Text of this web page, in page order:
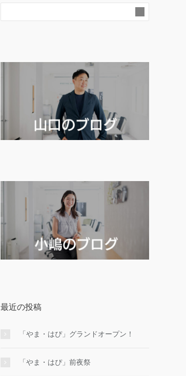
最近の投稿
「やま・はぴ」グランドオープン！
「やま・はぴ」前夜祭